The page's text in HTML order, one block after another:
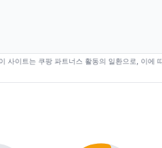
이 사이트는 쿠팡 파트너스 활동의 일환으로, 이에